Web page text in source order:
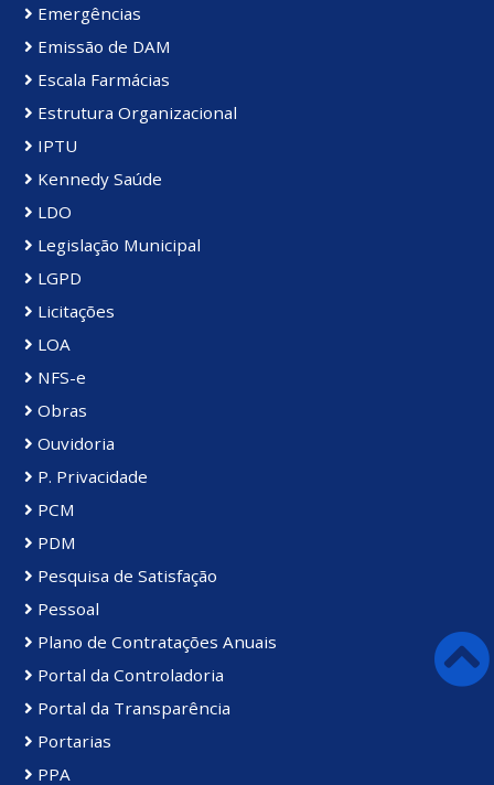
Emergências
Emissão de DAM
Escala Farmácias
Estrutura Organizacional
IPTU
Kennedy Saúde
LDO
Legislação Municipal
LGPD
Licitações
LOA
NFS-e
Obras
Ouvidoria
P. Privacidade
PCM
PDM
Pesquisa de Satisfação
Pessoal
Plano de Contratações Anuais
Portal da Controladoria
Portal da Transparência
Portarias
PPA